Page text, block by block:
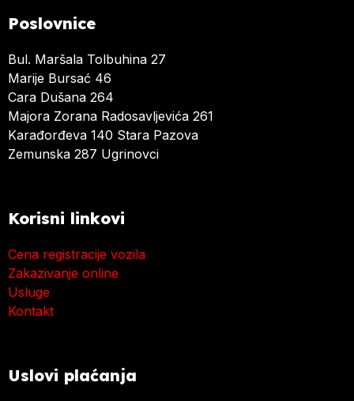
Poslovnice
Bul. Maršala Tolbuhina 27
Marije Bursać 46
Cara Dušana 264
Majora Zorana Radosavljevića 261
Karađorđeva 140 Stara Pazova
Zemunska 287 Ugrinovci
Korisni linkovi
Cena registracije vozila
Zakazivanje online
Usluge
Kontakt
Uslovi plaćanja